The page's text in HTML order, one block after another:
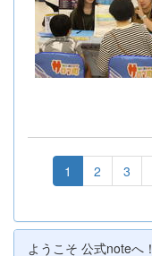
1 2 3
ようこそ 公式noteへ！